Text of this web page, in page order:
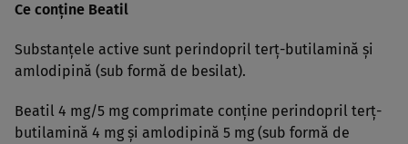
Ce conţine Beatil
Substanţele active sunt perindopril terţ-butilamină şi
amlodipină (sub formă de besilat).
Beatil 4 mg/5 mg comprimate conţine perindopril terţ-
butilamină 4 mg şi amlodipină 5 mg (sub formă de